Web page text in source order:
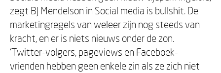
zegt BJ Mendelson in Social media is bullshit. De
marketingregels van weleer zijn nog steeds van
kracht, en er is niets nieuws onder de zon.
‘Twitter-volgers, pageviews en Faceboek-
vrienden hebben geen enkele zin als ze zich niet